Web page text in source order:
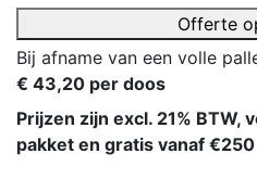
Offerte
Bij afname van een volle
€ 43,20 per doos
Prijzen zijn excl. 21% BTW,
pakket en gratis vanaf €250